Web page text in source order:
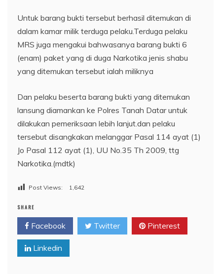
Untuk barang bukti tersebut berhasil ditemukan di
dalam kamar milik terduga pelaku.Terduga pelaku
MRS juga mengakui bahwasanya barang bukti 6
(enam) paket yang di duga Narkotika jenis shabu
yang ditemukan tersebut ialah miliknya
Dan pelaku beserta barang bukti yang ditemukan
lansung diamankan ke Polres Tanah Datar untuk
dilakukan pemeriksaan lebih lanjut.dan pelaku
tersebut disangkakan melanggar Pasal 114 ayat (1)
Jo Pasal 112 ayat (1), UU No.35 Th 2009, ttg
Narkotika.(mdtk)
Post Views: 1,642
SHARE
Facebook Twitter Pinterest
Linkedin